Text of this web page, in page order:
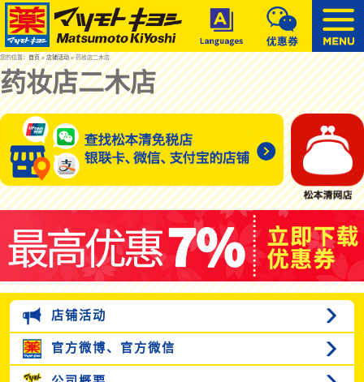
您的位置：首页»店铺活动» 药妆店二木店
药妆店二木店
店铺活动
官方微博、 官方微信